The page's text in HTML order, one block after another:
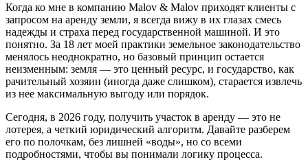
Когда ко мне в компанию Malov & Malov приходят клиенты с
запросом на аренду земли, я всегда вижу в их глазах смесь
надежды и страха перед государственной машиной. И это
понятно. За 18 лет моей практики земельное законодательство
менялось неоднократно, но базовый принцип остается
неизменным: земля — это ценный ресурс, и государство, как
рачительный хозяин (иногда даже слишком), старается извлечь
из нее максимальную выгоду или порядок.
Сегодня, в 2026 году, получить участок в аренду — это не
лотерея, а четкий юридический алгоритм. Давайте разберем
его по полочкам, без лишней «воды», но со всеми
подробностями, чтобы вы понимали логику процесса.